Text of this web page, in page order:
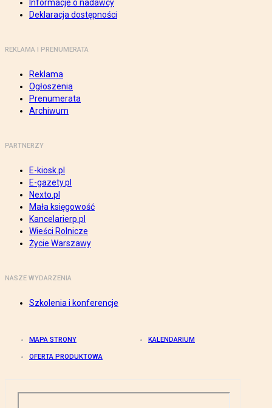
Informacje o nadawcy
Deklaracja dostępności
REKLAMA I PRENUMERATA
Reklama
Ogłoszenia
Prenumerata
Archiwum
PARTNERZY
E-kiosk.pl
E-gazety.pl
Nexto.pl
Mała księgowość
Kancelarierp.pl
Wieści Rolnicze
Życie Warszawy
NASZE WYDARZENIA
Szkolenia i konferencje
MAPA STRONY KALENDARIUM
OFERTA PRODUKTOWA